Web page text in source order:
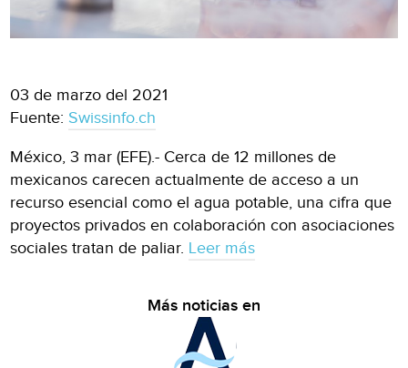
03 de marzo del 2021
Fuente: Swissinfo.ch
México, 3 mar (EFE).- Cerca de 12 millones de
mexicanos carecen actualmente de acceso a un
recurso esencial como el agua potable, una cifra que
proyectos privados en colaboración con asociaciones
sociales tratan de paliar. Leer más
Más noticias en